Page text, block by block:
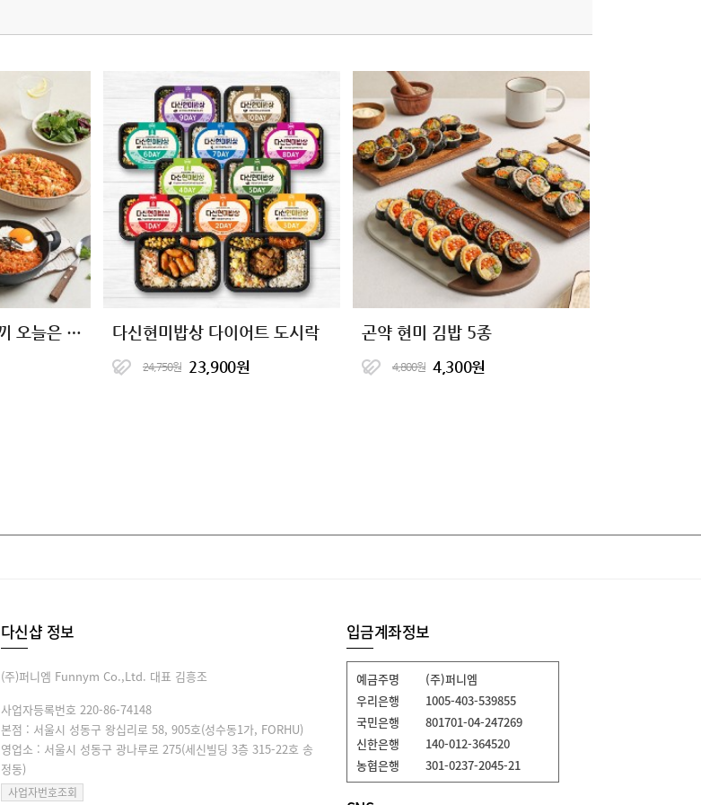
[1+1+1] 든든한 한끼 오늘은 현미밥 17종 다신현미밥상 다이어트 도시락
24,750원 23,900원
곤약 현미 김밥 5종
4,800원 4,300원
다신샵 정보
(주)퍼니엠 Funnym Co.,Ltd. 대표 김흥조
사업자등록번호 220-86-74148
본점 : 서울시 성동구 왕십리로 58, 905호(성수동1가, FORHU)
영업소 : 서울시 성동구 광나루로 275(세신빌딩 3층 315-22호 송
정동)
사업자번호조회
입금계좌정보
예금주명
(주)퍼니엠
우리은행
1005-403-539855
국민은행
801701-04-247269
신한은행
140-012-364520
농협은행
301-0237-2045-21